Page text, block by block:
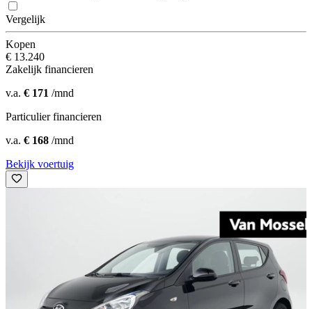
Vergelijk
Kopen
€ 13.240
Zakelijk financieren
v.a. € 171 /mnd
Particulier financieren
v.a. € 168 /mnd
Bekijk voertuig